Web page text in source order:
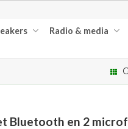
Radio & media
Bluetooth en 2